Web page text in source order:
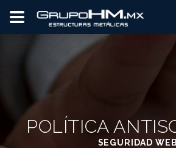
POLÍTICA
SEGURIDAD WEB